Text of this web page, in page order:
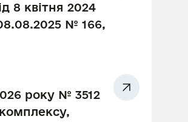
8 квітня 2024
№ 166,
року № 3512